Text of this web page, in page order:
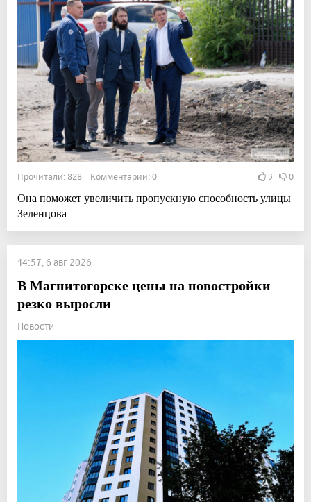
Прочитали: 828 Комментарии: 0 3 0
Она поможет увеличить пропускную способность улицы
Зеленцова
14:57, 6 авг 2026
В Магнитогорске цены на новостройки
резко выросли
Новости